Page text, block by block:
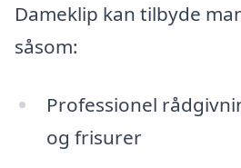
Dameklip kan tilbyde
såsom:
Professionel
og frisurer